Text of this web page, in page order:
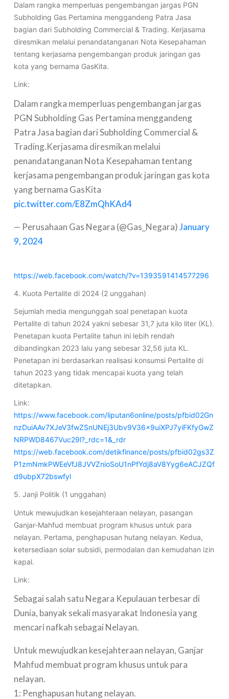
Dalam rangka memperluas pengembangan jargas PGN
Subholding Gas Pertamina menggandeng Patra Jasa
bagian dari Subholding Commercial & Trading. Kerjasama
diresmikan melalui penandatanganan Nota Kesepahaman
tentang kerjasama pengembangan produk jaringan gas
kota yang bernama GasKita.
Link:
Dalam rangka memperluas pengembangan jargas
PGN Subholding Gas Pertamina menggandeng
Patra Jasa bagian dari Subholding Commercial &
Trading.Kerjasama diresmikan melalui
penandatanganan Nota Kesepahaman tentang
kerjasama pengembangan produk jaringan gas kota
yang bernama GasKita
pic.twitter.com/E8ZmQhKAd4
— Perusahaan Gas Negara (@Gas_Negara)January
9, 2024
https://web.facebook.com/watch/?v=1393591414577296
4. Kuota Pertalite di 2024 (2 unggahan)
Sejumlah media mengunggah soal penetapan kuota
Pertalite di tahun 2024 yakni sebesar 31,7 juta kilo liter (KL).
Penetapan kuota Pertalite tahun ini lebih rendah
dibandingkan 2023 lalu yang sebesar 32,56 juta KL.
Penetapan ini berdasarkan realisasi konsumsi Pertalite di
tahun 2023 yang tidak mencapai kuota yang telah
ditetapkan.
Link:
https://www.facebook.com/liputan6online/posts/pfbid02Gn
nzDuiAAv7XJeV3fwZSnUNEj3Ubv9V36x9uiXPJ7yiFKfyGwZ
NRPWD8467Vuc29l?_rdc=1&_rdr
https://web.facebook.com/detikfinance/posts/pfbid02gs3Z
P1zmNmkPWEeVfJ8JVVZnioSoU1nPfYdj8aV8Yyg6eACJZQf
d9ubpX72bswfyl
5. Janji Politik (1 unggahan)
Untuk mewujudkan kesejahteraan nelayan, pasangan
Ganjar-Mahfud membuat program khusus untuk para
nelayan. Pertama, penghapusan hutang nelayan. Kedua,
ketersediaan solar subsidi, permodalan dan kemudahan izin
kapal.
Link:
Sebagai salah satu Negara Kepulauan terbesar di
Dunia, banyak sekali masyarakat Indonesia yang
mencari nafkah sebagai Nelayan.
Untuk mewujudkan kesejahteraan nelayan, Ganjar
Mahfud membuat program khusus untuk para
nelayan.
1: Penghapusan hutang nelayan.